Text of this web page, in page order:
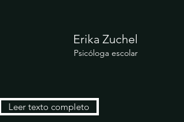
Erika Zuchel
Psicóloga escolar
Leer texto completo